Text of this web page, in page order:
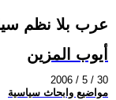
عرب بلا نظم
أيوب المزين
2006 / 5 / 30
مواضيع وابحاث سياسية